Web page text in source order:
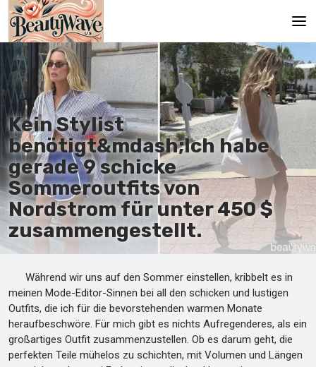
Hauptseite
En
Es
Ru
It
De
Kein Stylist
benötigt&mdash;Ich habe
gerade 9 schicke
Sommeroutfits von
Nordstrom für unter 450 $
zusammengestellt.
Während wir uns auf den Sommer einstellen, kribbelt es in
meinen Mode-Editor-Sinnen bei all den schicken und lustigen
Outfits, die ich für die bevorstehenden warmen Monate
heraufbeschwöre. Für mich gibt es nichts Aufregenderes, als ein
großartiges Outfit zusammenzustellen. Ob es darum geht, die
perfekten Teile mühelos zu schichten, mit Volumen und Längen